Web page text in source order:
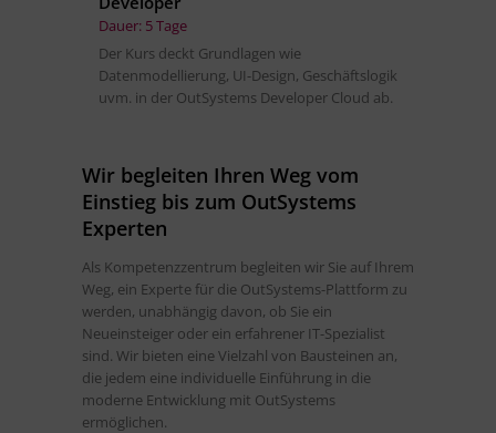
Dauer: 5 Tage
Der Kurs deckt Grundlagen wie
Datenmodellierung, UI-Design, Geschäftslogik
uvm. in der OutSystems Developer Cloud ab.
Wir begleiten Ihren Weg vom
Einstieg bis zum OutSystems
Experten
Als Kompetenzzentrum begleiten wir Sie auf Ihrem
Weg, ein Experte für die OutSystems-Plattform zu
werden, unabhängig davon, ob Sie ein
Neueinsteiger oder ein erfahrener IT-Spezialist
sind. Wir bieten eine Vielzahl von Bausteinen an,
die jedem eine individuelle Einführung in die
moderne Entwicklung mit OutSystems
ermöglichen.